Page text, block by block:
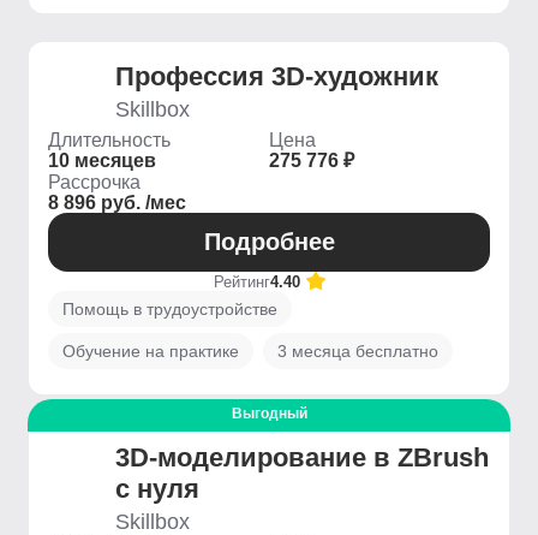
Профессия 3D-художник
Skillbox
Длительность
10 месяцев
Цена
275 776 ₽
Рассрочка
8 896 руб. /мес
Подробнее
Рейтинг4.40
Помощь в трудоустройстве
Обучение на практике 3 месяца бесплатно
Выгодный
3D-моделирование в ZBrush
с нуля
Skillbox